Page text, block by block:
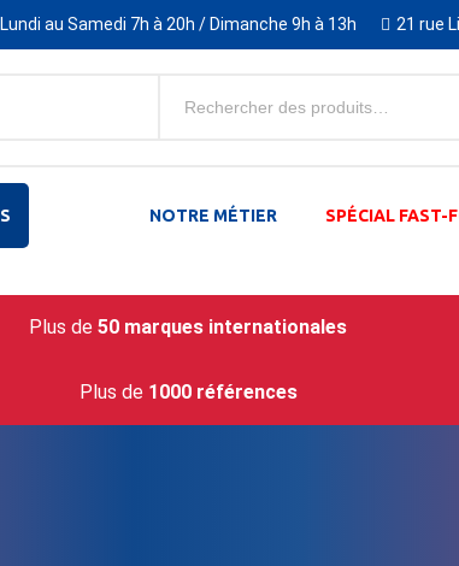
Lundi au Samedi 7h à 20h / Dimanche 9h à 13h 21 rue
SPÉCIAL FAST-
NOTRE MÉTIER
Plus de 50 marques internationales
Plus de 1000 références